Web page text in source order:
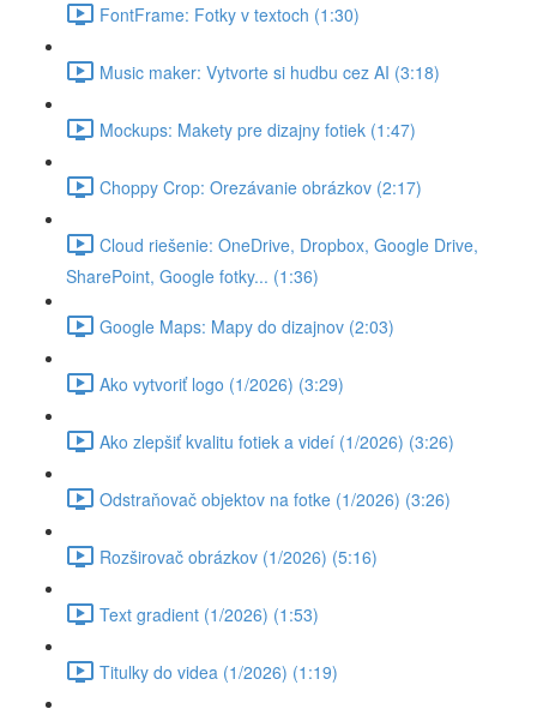
FontFrame: Fotky v textoch (1:30)
Music maker: Vytvorte si hudbu cez AI (3:18)
Mockups: Makety pre dizajny fotiek (1:47)
Choppy Crop: Orezávanie obrázkov (2:17)
Cloud riešenie: OneDrive, Dropbox, Google Drive,
SharePoint, Google fotky... (1:36)
Google Maps: Mapy do dizajnov (2:03)
Ako vytvoriť logo (1/2026) (3:29)
Ako zlepšiť kvalitu fotiek a videí (1/2026) (3:26)
Odstraňovač objektov na fotke (1/2026) (3:26)
Rozširovač obrázkov (1/2026) (5:16)
Text gradient (1/2026) (1:53)
Titulky do videa (1/2026) (1:19)